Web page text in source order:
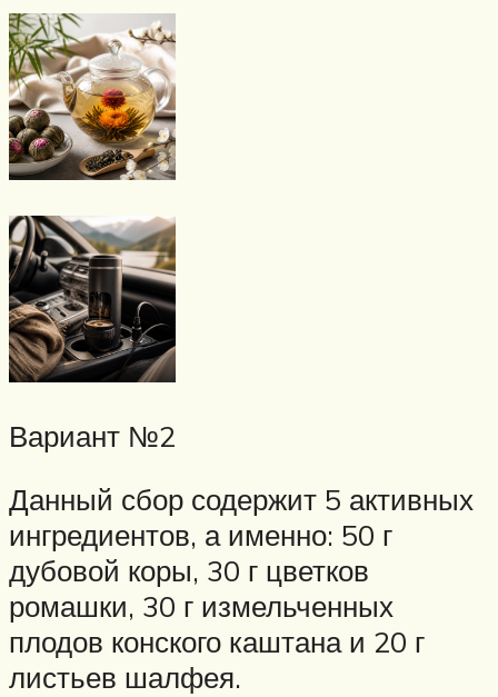
Вариант №2
Данный сбор содержит 5 активных
ингредиентов, а именно: 50 г
дубовой коры, 30 г цветков
ромашки, 30 г измельченных
плодов конского каштана и 20 г
листьев шалфея.